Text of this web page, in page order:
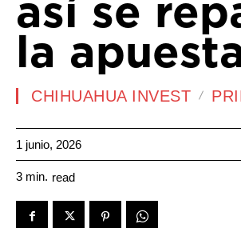
la
CHIHUAHUA INVEST
1 junio, 2026
3 min. read